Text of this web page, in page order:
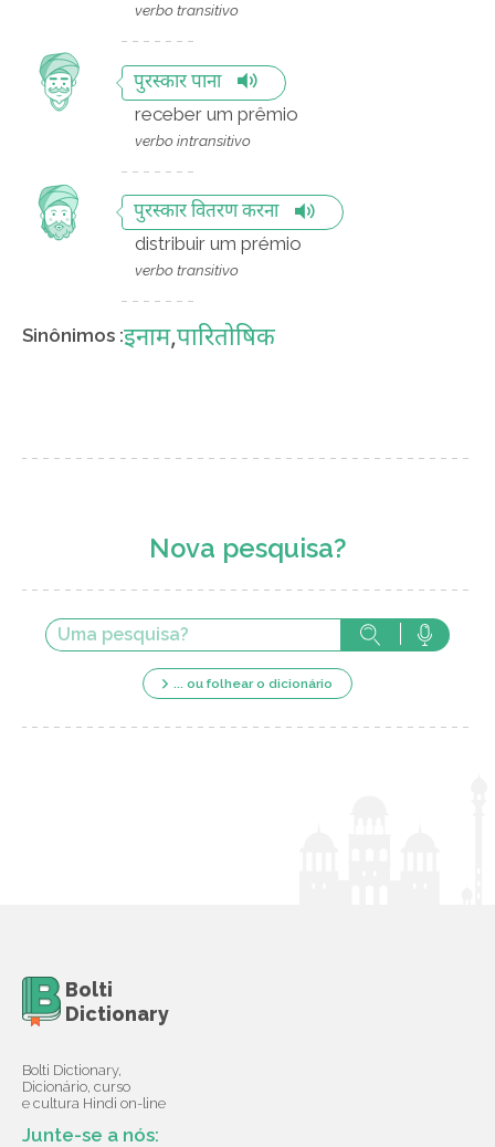
verbo transitivo
पुरस्कार पाना
receber um prêmio
verbo intransitivo
पुरस्कार वितरण करना
distribuir um prémio
verbo transitivo
Sinônimos :इनाम,पारितोषिक
Nova pesquisa?
... ou folhear o dicionário
Bolti
Dictionary
Bolti Dictionary,
Dicionário, curso
e cultura Hindi on-line
Junte-se a nós: